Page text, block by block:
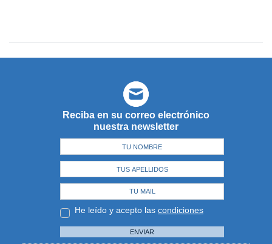
Reciba en su correo electrónico
nuestra newsletter
He leído y acepto las condiciones
ENVIAR